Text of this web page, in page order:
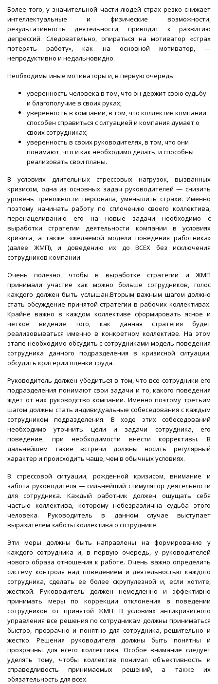
Более того, у значительной части людей страх резко снижает
интеллектуальные и физические возможности,
результативность деятельности, приводит к развитию
депрессий. Следовательно, опираться на мотиватор «страх
потерять работу», как на основной мотиватор, —
непродуктивно и недальновидно.
Необходимы иные мотиваторы и, в первую очередь:
уверенность человека в том, что он держит свою судьбу
и благополучие в своих руках;
уверенность в компании, в том, что коллектив компании
способен справиться с ситуацией и компания думает о
своих сотрудниках;
уверенность в своих руководителях, в том, что они
понимают, что и как необходимо делать, и способны
реализовать свои планы.
В условиях длительных стрессовых нагрузок, вызванных
кризисом, одна из основных задач руководителей — снизить
уровень тревожности персонала, уменьшить страхи. Именно
поэтому начинать работу по сплочению своего коллектива,
перенацеливанию его на новые задачи необходимо с
выработки стратегии деятельности компании в условиях
кризиса, а также «желаемой модели поведения работника»
(далее ЖМП), и доведению их до ВСЕХ без исключения
сотрудников компании.
Очень полезно, чтобы в выработке стратегии и ЖМП
принимали участие как можно больше сотрудников, голос
каждого должен быть услышан.Вторым важным шагом должно
стать обсуждение принятой стратегии в рабочих коллективах.
Крайне важно в каждом коллективе сформировать ясное и
четкое видение того, как данная стратегия будет
реализовываться именно в конкретном коллективе. На этом
этапе необходимо обсудить с сотрудниками модель поведения
сотрудника данного подразделения в кризисной ситуации,
обсудить критерии оценки труда.
Руководитель должен убедиться в том, что все сотрудники его
подразделения понимают свои задачи и то, какого поведения
ждет от них руководство компании. Именно поэтому третьим
шагом должны стать индивидуальные собеседования с каждым
сотрудником подразделения. В ходе этих собеседований
необходимо уточнить цели и задачи сотрудника, его
поведение, при необходимости внести коррективы. В
дальнейшем такие встречи должны носить регулярный
характер и происходить чаще, чем в обычных условиях.
В стрессовой ситуации, рожденной кризисом, внимание и
забота руководителя — сильнейший стимулятор деятельности
для сотрудника. Каждый работник должен ощущать себя
частью коллектива, которому небезразлична судьба этого
человека. Руководитель в данном случае выступает
выразителем заботы коллектива о сотруднике.
Эти меры должны быть направлены на формирование у
каждого сотрудника и, в первую очередь, у руководителей
нового образа отношения к работе. Очень важно определить
систему контроля над поведением и деятельностью каждого
сотрудника, сделать ее более скрупулезной и, если хотите,
жесткой. Руководитель должен немедленно и эффективно
принимать меры по коррекции отклонения в поведении
сотрудников от принятой ЖМП. В условиях антикризисного
управления все решения по сотрудникам должны приниматься
быстро, прозрачно и понятно для сотрудника, решительно и
жестко. Решения руководителя должны быть понятны и
прозрачны для всего коллектива. Особое внимание следует
уделять тому, чтобы коллектив понимал объективность и
справедливость принимаемых решений, а также их
обязательность для всех.